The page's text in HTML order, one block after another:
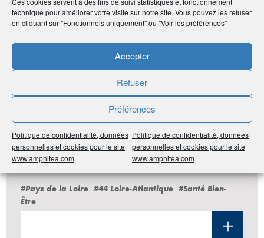
technique pour améliorer votre visite sur notre site. Vous pouvez les refuser
en cliquant sur "Fonctionnels uniquement" ou "Voir les préférences"
Accepter
Refuser
Préférences
Politique de confidentialité, données
personnelles et cookies pour le site
www.amphitea.com
Politique de confidentialité, données
personnelles et cookies pour le site
www.amphitea.com
Noter 0/5 0votes
Imprimer
LES DERNIÈRES ANNONCES DU
CLUB ADHÉRENT
#Pays de la Loire #44 Loire-Atlantique #Santé Bien-
Être